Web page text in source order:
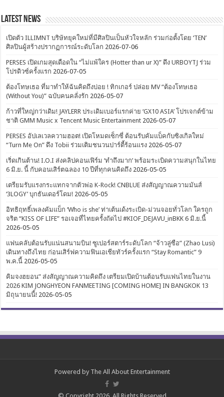
Latest News
เปิดตัว ILLIMNT บริษัทยุคใหม่ที่มีศิลปินเป็นหัวใจหลัก ร่วมก่อตั้งโดย ‘TEN’
ศิลปินผู้สร้างปรากฏการณ์ระดับโลก 2026-07-06
PERSES เปิดเกมสุดเดือดใน “ไม่แพ้ใคร (Hotter than ur X)” ดึง URBOYTJ ร่วม
โปรดิวซ์ครั้งแรก 2026-07-05
ต้องโทษเธอ ที่มาทำให้ฉันคิดถึงบ่อย ! ทิกเกอร์ ปล่อย MV “ต้องโทษเธอ
(Without You)” ฉบับคนคลั่งรัก 2026-05-07
ก้าวที่ใหญ่กว่าเดิม! JAYLERR ประเดิมเบอร์แรกค่าย ‘GX10 ASIA’ โปรเจกต์ข้าม
ชาติ GMM Music x Tencent Music Entertainment 2026-05-07
PERSES อัปเลเวลความฮอต! เปิดโหมดเซ็กซี่ ต้อนรับคัมแบ็คกับซิงเกิลใหม่
“Turn Me On” ดึง Tobii ร่วมเติมชนวนปาร์ตี้ร้อนแรง 2026-05-07
เริ่ดเกินต้าน! I.O.I ส่งคลิปคอนเฟิร์ม ‘ทำถึงมาก’ พร้อมระเบิดความสนุกในไทย
6 มิ.ย. นี้ กับคอนเสิร์ตฉลอง 10 ปีที่ทุกคนคิดถึง 2026-05-05
เตรียมรับแรงกระแทกจากตัวพ่อ K-Rock! CNBLUE ส่งสัญญาณความมันส์
‘3LOGY’ บุกธันเดอร์โดม! 2026-05-05
อิทธิฤทธิ์เพลงคัมแบ็ก ‘Who is she’ ท่าเต้นเด้งระเบิด-ม่วนจอยทั่วโลก ใครถูก
จริต “KISS OF LIFE” รอเจอที่ไทยครั้งถัดไป #KIOF_DEJAVU_inBKK 6 มิ.ย.นี้
2026-05-05
แฟนคลับต้อนรับแน่นสนามบิน! ซูเปอร์สตาร์ระดับโลก “จ้าวลู่ซือ” (Zhao Lusi)
เดินทางถึงไทย ก่อนเสิร์ฟความฟินเอเชียทัวร์ครั้งแรก “Stay Romantic” 9
พ.ค.นี้ 2026-05-05
คิมจงฮยอน” ส่งสัญญาณความคิดถึง เตรียมเปิดบ้านต้อนรับแฟนไทยในงาน
2026 KIM JONGHYEON FANMEETING [COMING HOME] IN BANGKOK 13
มิถุนายนนี้! 2026-05-05
Powered by The All About Entertainment